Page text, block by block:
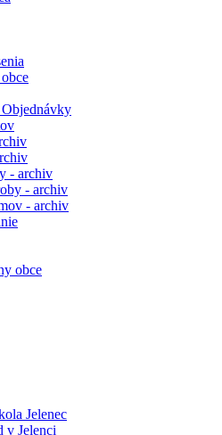
- archiv
- archiv
- archiv
obce
Jelenec
v Jelenci